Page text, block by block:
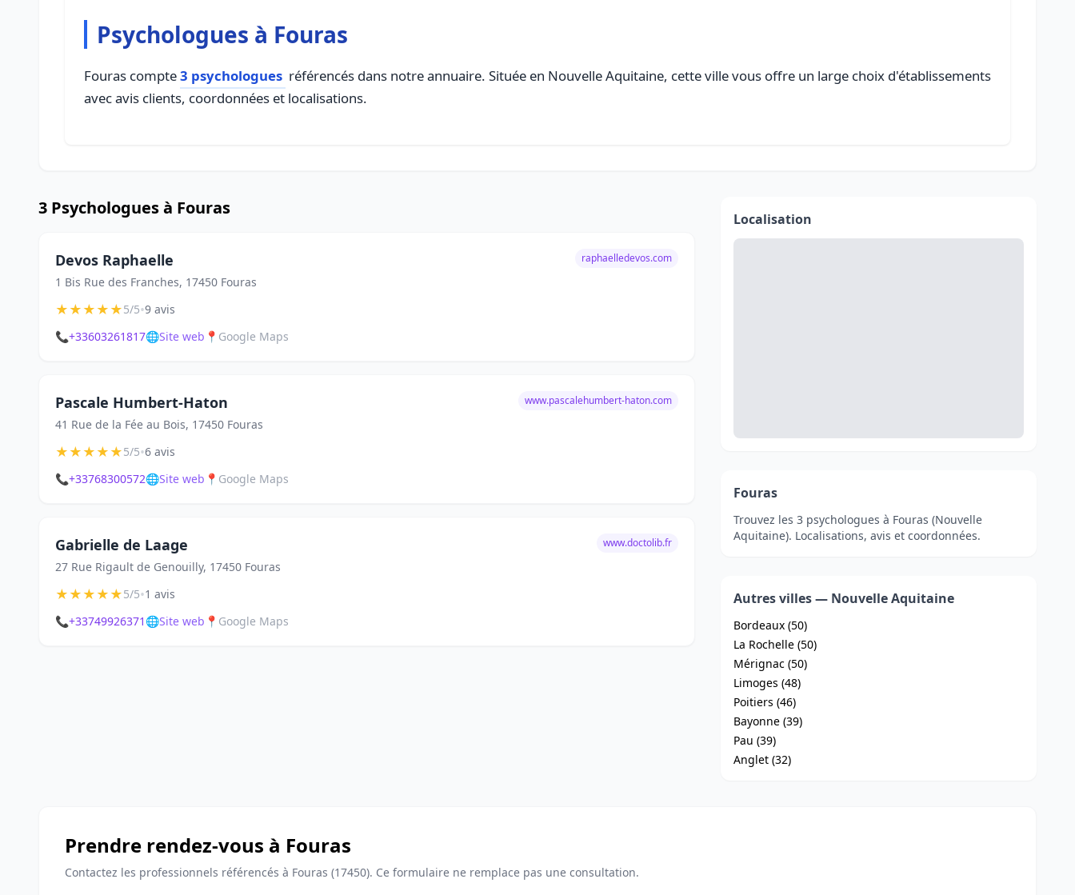
Psychologues à Fouras
Fouras compte3 psychologues référencés dans notre annuaire. Située en Nouvelle Aquitaine, cette ville vous offre un large choix d'établissements
avec avis clients, coordonnées et localisations.
3 Psychologues à Fouras
Devos Raphaelle
1 Bis Rue des Franches, 17450 Fouras
raphaelledevos.com
★★★★★5/5•9 avis
📞+33603261817🌐Site web 📍 Google Maps
Pascale Humbert-Haton
41 Rue de la Fée au Bois, 17450 Fouras
www.pascalehumbert-haton.com
★★★★★5/5•6 avis
📞+33768300572🌐Site web 📍 Google Maps
Gabrielle de Laage
27 Rue Rigault de Genouilly, 17450 Fouras
www.doctolib.fr
★★★★★5/5•1 avis
📞+33749926371 🌐Site web 📍 Google Maps
Localisation
Fouras
Trouvez les 3 psychologues à Fouras (Nouvelle
Aquitaine). Localisations, avis et coordonnées.
Autres villes — Nouvelle Aquitaine
Bordeaux (50)
La Rochelle (50)
Mérignac (50)
Limoges (48)
Poitiers (46)
Bayonne (39)
Pau (39)
Anglet (32)
Prendre rendez-vous à Fouras
Contactez les professionnels référencés à Fouras (17450). Ce formulaire ne remplace pas une consultation.